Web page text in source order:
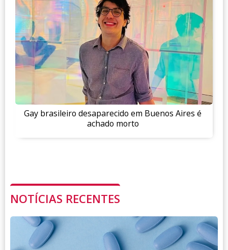
Gay brasileiro desaparecido em Buenos Aires é
achado morto
NOTÍCIAS RECENTES